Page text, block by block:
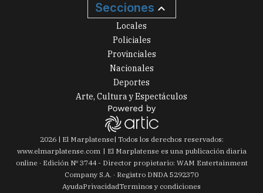
Secciones
Locales
Policiales
Provinciales
Nacionales
Deportes
Arte, Cultura y Espectáculos
2026| El Marplatense| Todos los derechos reservados:
www.elmarplatense.com
El Marplatense es una publicación diaria
online · Edición Nº 3744- Director propietario: WAM Entertainment
Company S.A. · Registro DNDA 5292370
AyudaPrivacidadTerminos y condiciones